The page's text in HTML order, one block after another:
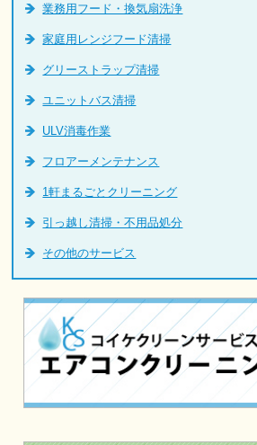
業務用フード・換気扇洗浄
家庭用レンジフード清掃
グリーストラップ清掃
ユニットバス清掃
ULV消毒作業
フロアーメンテナンス
1軒まるごとクリーニング
引っ越し清掃・不用品処分
その他のサービス